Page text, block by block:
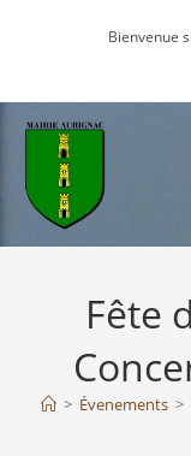
Bienvenue
Fête
> Évenements >